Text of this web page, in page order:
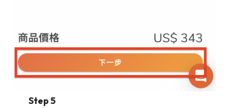
Step 5